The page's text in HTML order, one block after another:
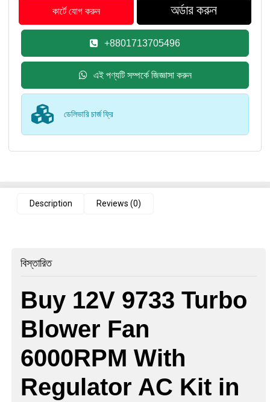
+8801713705496
এই পণ্যটি সম্পর্কে জিজ্ঞাসা করুন
ডেলিভারি চার্জ ফ্রি
Description Reviews (0)
বিস্তারিত
Buy 12V 9733 Turbo
Blower Fan
6000RPM With
Regulator AC Kit in